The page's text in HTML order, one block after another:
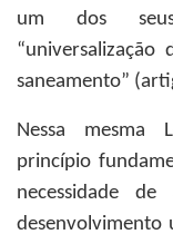
um dos
“universalização
saneamento”
Nessa mesma
princípio
necessidade
desenvolvimento